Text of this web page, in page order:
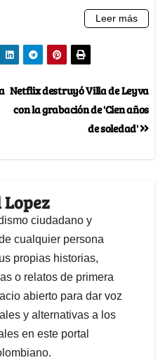
Netflix destruyó Villa de Leyva
con la grabación de 'Cien años
de soledad'
ciudadano y
cualquier persona
propias historias,
o relatos de primera
abierto para dar voz
y alternativas a los
en este portal